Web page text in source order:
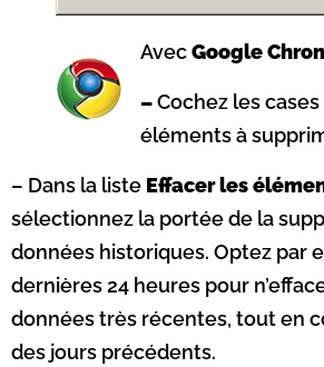
AvecGoogle
–Cochez les
éléments à
– Dans la liste Effacer les
sélectionnez la portée de la
données historiques. Optez par
dernières 24 heures pour
données très récentes, tout en
des jours précédents.